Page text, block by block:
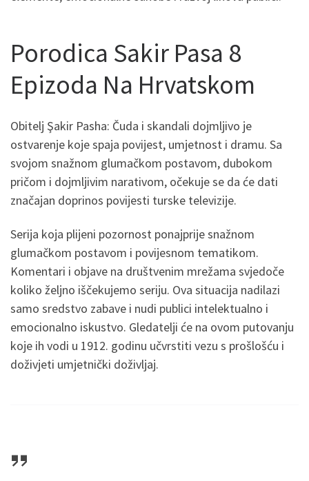
Porodica Sakir Pasa 8
Epizoda Na Hrvatskom
Obitelj Şakir Pasha: Čuda i skandali dojmljivo je
ostvarenje koje spaja povijest, umjetnost i dramu. Sa
svojom snažnom glumačkom postavom, dubokom
pričom i dojmljivim narativom, očekuje se da će dati
značajan doprinos povijesti turske televizije.
Serija koja plijeni pozornost ponajprije snažnom
glumačkom postavom i povijesnom tematikom.
Komentari i objave na društvenim mrežama svjedoče
koliko željno iščekujemo seriju. Ova situacija nadilazi
samo sredstvo zabave i nudi publici intelektualno i
emocionalno iskustvo. Gledatelji će na ovom putovanju
koje ih vodi u 1912. godinu učvrstiti vezu s prošlošću i
doživjeti umjetnički doživljaj.